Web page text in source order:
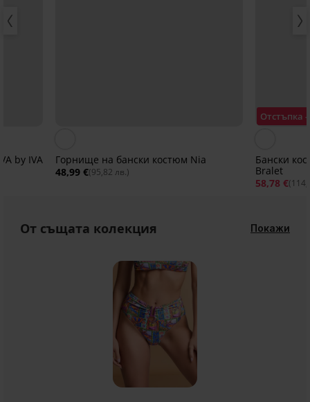
by IVA
Горнище на бански костюм Nia
48,99 €(95,82 лв.)
Отстъпка -
Бански
Bralet
58,78 €
От същата колекция Покажи